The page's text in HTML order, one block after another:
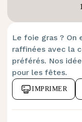
Le foie gras ? On
raffinées avec la
préférés. Nos
pour les fêtes.
IMPRIMER